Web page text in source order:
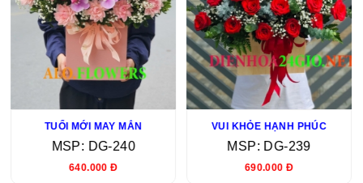
TRÀN ĐẦY NIỀM VUI
MSP: DG-252
680.000 Đ
NIỀM VUI TRỌN VẸN
MSP: DG-245
650.000 Đ